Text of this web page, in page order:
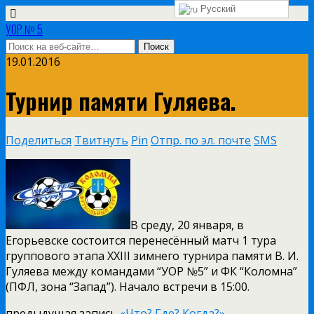
УОР № 5
19.01.2016
Турнир памяти Гуляева.
Поделиться Твитнуть Pin Отпр. по эл. почте SMS
В среду, 20 января, в
Егорьевске состоится перенесённый матч 1 тура
группового этапа XXIII зимнего турнира памяти В. И.
Гуляева между командами “УОР №5” и ФК “Коломна”
(ПФЛ, зона “Запад”). Начало встречи в 15:00.
Русский